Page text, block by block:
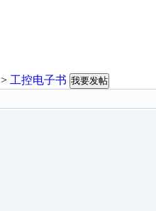
> 工控电子书 我要发帖